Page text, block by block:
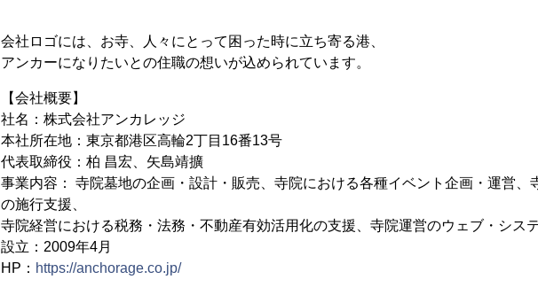
会社ロゴには、お寺、人々にとって困った時に立ち寄る港、
アンカーになりたいとの住職の想いが込められています。
【会社概要】
社名：株式会社アンカレッジ
本社所在地：東京都港区高輪2丁目16番13号
代表取締役：柏 昌宏、矢島靖擴
事業内容： 寺院墓地の企画・設計・販売、寺院における各種イベント企画・運営、
の施行支援、
寺院経営における税務・法務・不動産有効活用化の支援、寺院運営のウェブ・シス
設立：2009年4月
HP： https://anchorage.co.jp/